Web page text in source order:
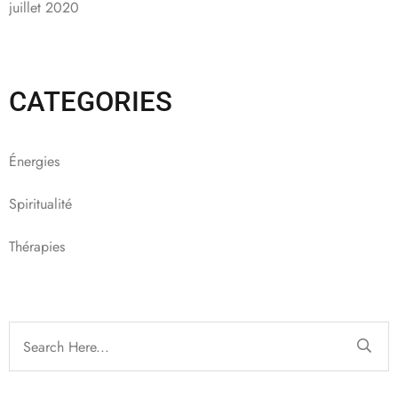
juillet 2020
CATEGORIES
Énergies
Spiritualité
Thérapies